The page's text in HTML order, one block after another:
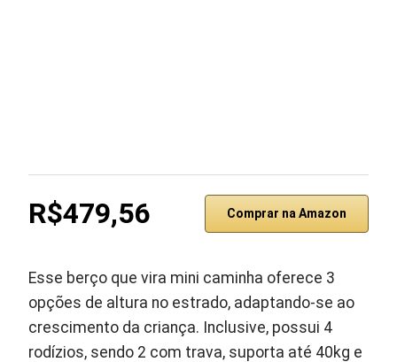
R$479,56 Comprar na Amazon
Esse berço que vira mini caminha oferece 3
opções de altura no estrado, adaptando-se ao
crescimento da criança. Inclusive, possui 4
rodízios, sendo 2 com trava, suporta até 40kg e